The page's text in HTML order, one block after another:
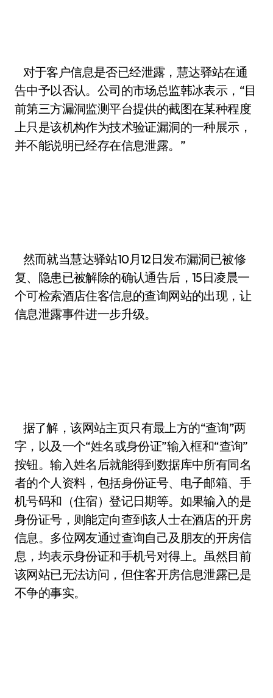
对于客户信息是否已经泄露，慧达驿站在通
告中予以否认。公司的市场总监韩冰表示，“目
前第三方漏洞监测平台提供的截图在某种程度
上只是该机构作为技术验证漏洞的一种展示，
并不能说明已经存在信息泄露。”
然而就当慧达驿站10月12日发布漏洞已被修
复、隐患已被解除的确认通告后，15日凌晨一
个可检索酒店住客信息的查询网站的出现，让
信息泄露事件进一步升级。
据了解，该网站主页只有最上方的“查询”两
字，以及一个“姓名或身份证”输入框和“查询”
按钮。输入姓名后就能得到数据库中所有同名
者的个人资料，包括身份证号、电子邮箱、手
机号码和（住宿）登记日期等。如果输入的是
身份证号，则能定向查到该人士在酒店的开房
信息。多位网友通过查询自己及朋友的开房信
息，均表示身份证和手机号对得上。虽然目前
该网站已无法访问，但住客开房信息泄露已是
不争的事实。